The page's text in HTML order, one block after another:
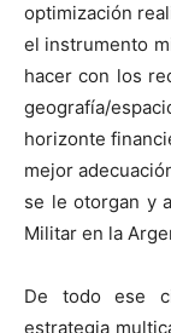
optimización
el instrumento
hacer con los
geografía/
horizonte
mejor
se le otorgan y
Militar en la
De todo ese
estrategia